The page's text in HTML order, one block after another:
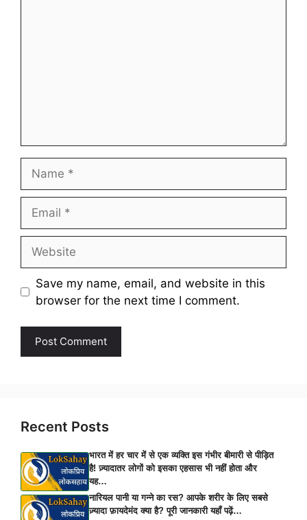
Save my name, email, and website in this
browser for the next time I comment.
Recent Posts
भारत में हर चार में से एक व्यक्ति इस गंभीर बीमारी से पीड़ित
है! ज़्यादातर लोगों को इसका एहसास भी नहीं होता और
यह…
नारियल पानी या गन्ने का रस? आपके शरीर के लिए सबसे
ज़्यादा फ़ायदेमंद क्या है? पूरी जानकारी यहाँ पढ़ें…